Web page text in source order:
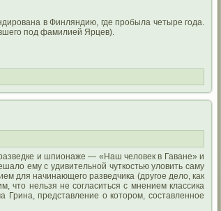
в Финляндию, где пробыла четыре года.
под фамилией Ярцев).
и шпионаже — «Наш человек в Гаване» и
ему с удивительной чуткостью уловить саму
для начинающего разведчика (другое дело, как
что нельзя не согласиться с мнением классика
представление о котором, составленное